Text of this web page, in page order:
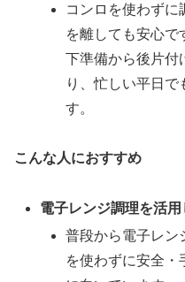
コンロを使わずに
を離しても安心で
下準備から後片付
り、忙しい平日で
す。
こんな人におすすめ
電子レンジ調理を活用
普段から電子レン
を使わずに安全・